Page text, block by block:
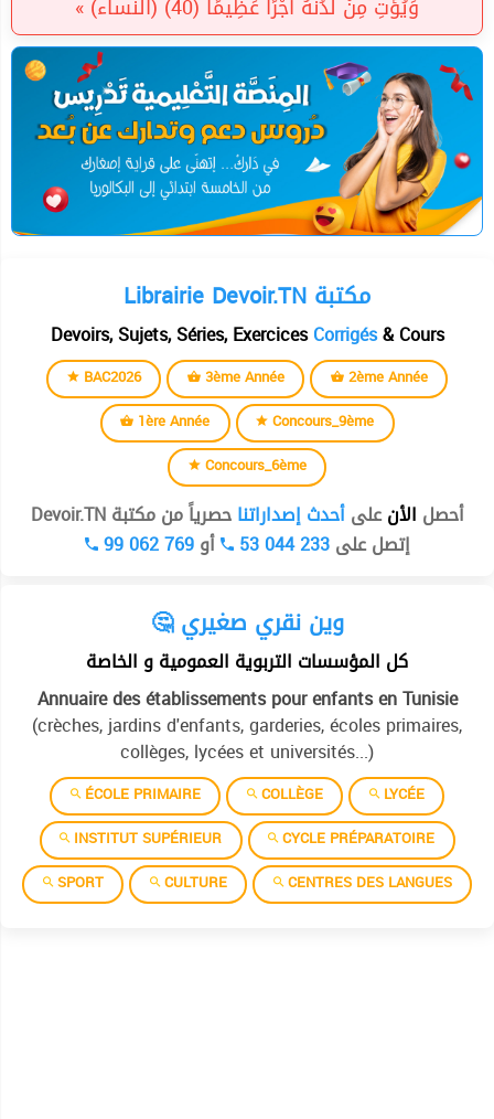
Librairie Devoir.TN مكتبة
Devoirs, Sujets, Séries, ExercicesCorrigés& Cours
BAC2026 3ème Année
2ème Année
1ère Année
Concours_9ème
Concours_6ème
أحصل الأنعلىأحدث إصداراتناحصرياً من مكتبة Devoir.TN
إتصل على53 044 233 أو99 062 769
🤔 وين نقري صغيري
كل المؤسسات التربوية العمومية و الخاصة
Annuaire des établissements pour enfants en Tunisie
(crèches, jardins d'enfants, garderies, écoles primaires,
collèges, lycées et universités...)
ÉCOLE PRIMAIRE COLLÈGE
LYCÉE
INSTITUT SUPÉRIEUR
CYCLE PRÉPARATOIRE
SPORT
CULTURE CENTRES DES LANGUES